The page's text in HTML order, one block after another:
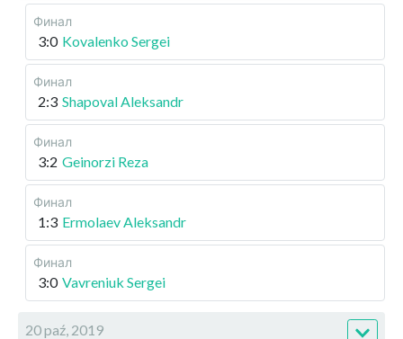
Финал
3:0 Kovalenko Sergei
Финал
2:3 Shapoval Aleksandr
Финал
3:2 Geinorzi Reza
Финал
1:3 Ermolaev Aleksandr
Финал
3:0 Vavreniuk Sergei
20 paź, 2019